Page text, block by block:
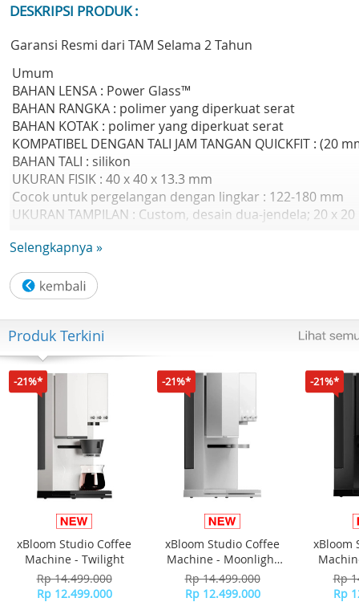
DESKRIPSI PRODUK :
Garansi Resmi dari TAM Selama 2 Tahun
Umum
BAHAN LENSA : Power Glass™
BAHAN RANGKA : polimer yang diperkuat serat
BAHAN KOTAK : polimer yang diperkuat serat
KOMPATIBEL DENGAN TALI JAM TANGAN QUICKFIT : (20
BAHAN TALI : silikon
UKURAN FISIK : 40 x 40 x 13.3 mm
Cocok untuk pergelangan dengan lingkar : 122-180 mm
UKURAN TAMPILAN : Custom, desain dua-jendela; 20 x 20
RESOLUSI TAMPILAN : 156 x 156 piksel (area aktif)
transflective memori-in-pixel (MIP)
BERAT : 43 g
MASA PAKAI BATERAI : Mode Jam Pintar: Hingga 21 hari
Mode Hemat Baterai : Hingga 50 hari
GPS : Hingga 22 jam
Mode GPS baterai maks : Hingga 54 jam
Aktivitas GPS Ekspedisi : Hingga 25 hari
MEMORI/RIWAYAT : 32 MB
Selengkapnya »
Produk Terkini
-21%*
xBloom Studio Coffee
Machine - Twilight
Rp 14.499.000
Rp 12.499.000
-21%*
xBloom Studio Coffee
Machine - Moonlight
White
Rp 14.499.000
Rp 12.499.000
-21%*
xBloom
Rp
Rp